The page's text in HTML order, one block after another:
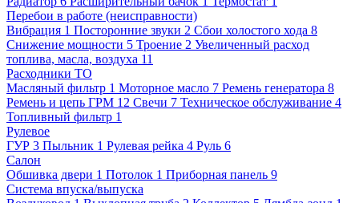
Перебои в работе (неисправности)
Вибрация 1 Посторонние звуки 2 Сбои холостого хода 8
Снижение мощности 5 Троение 2 Увеличенный расход
топлива, масла, воздуха 11
Расходники ТО
Масляный фильтр 1 Моторное масло 7 Ремень генератора 8
Ремень и цепь ГРМ 12 Свечи 7 Техническое обслуживание 4
Топливный фильтр 1
Рулевое
ГУР 3 Пыльник 1 Рулевая рейка 4 Руль 6
Салон
Обшивка двери 1 Потолок 1 Приборная панель 9
Система впуска/выпуска